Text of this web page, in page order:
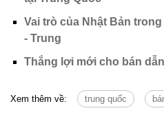
Vai trò của Nhật Bản
- Trung
Thắng lợi mới cho bán
Xem thêm về: trung quốc